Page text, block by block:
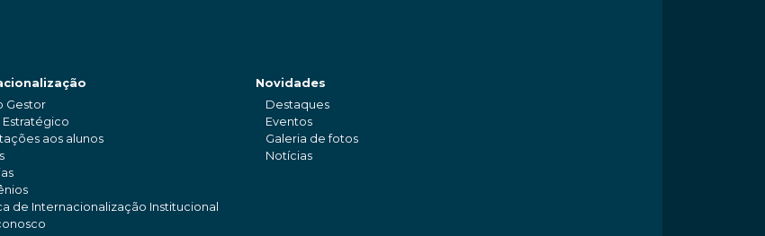
Gestor
Estratégico
aos alunos
de Internacionalização Institucional
Novidades
Destaques
Eventos
Galeria de fotos
Notícias